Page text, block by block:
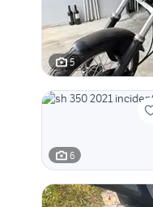
5
6